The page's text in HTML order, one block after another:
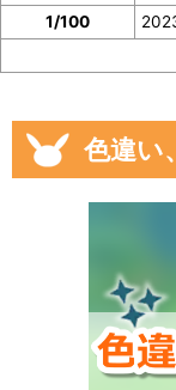
1/100
色違い